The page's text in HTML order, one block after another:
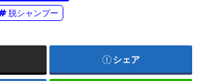
脱シャンプー
シェア